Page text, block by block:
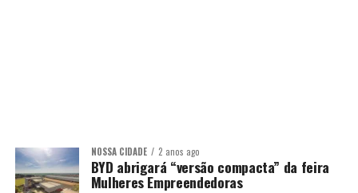
NOSSA CIDADE 2 anos ago
BYD abrigará “versão compacta” da feira
Mulheres Empreendedoras